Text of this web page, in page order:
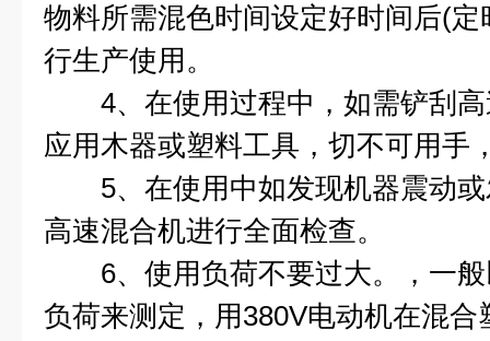
物料所需混色时间设定好时间后(
行生产使用。
4、在使用过程中，如需铲刮高
应用木器或塑料工具，切不可用手
5、在使用中如发现机器震动或
高速混合机进行全面检查。
6、使用负荷不要过大。，一般
负荷来测定，用380V电动机在混